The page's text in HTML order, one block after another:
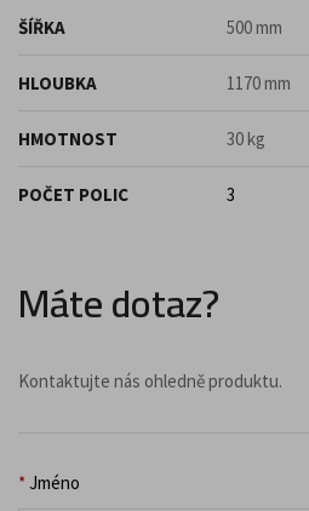
ŠÍŘKA 500 mm
HLOUBKA 1170 mm
HMOTNOST 30 kg
POČET POLIC 3
Máte dotaz?
Kontaktujte nás ohledně produktu.
*Jméno